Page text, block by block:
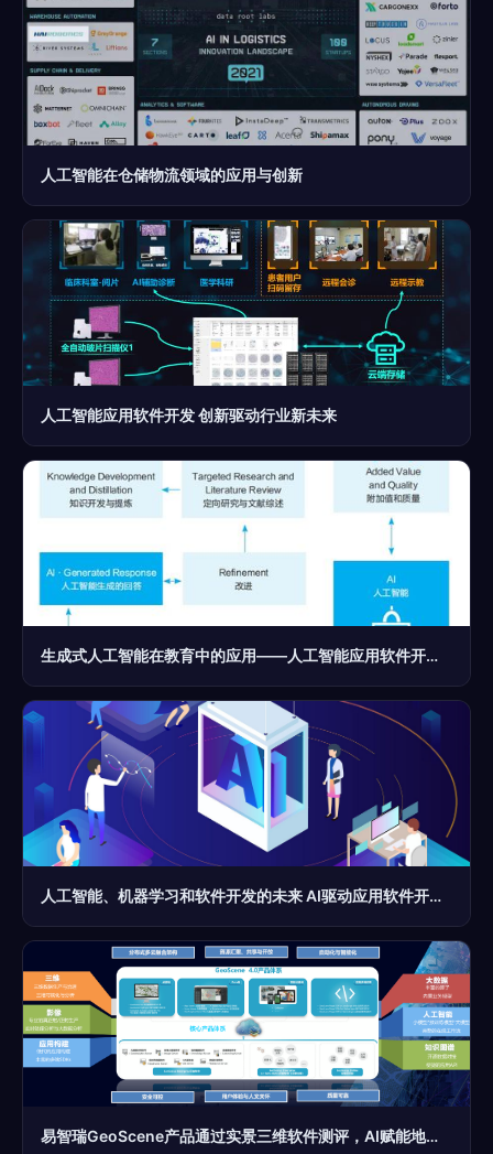
人工智能在仓储物流领域的应用与创新
人工智能应用软件开发 创新驱动行业新未来
生成式人工智能在教育中的应用——人工智能应用软件开发的未来方向
人工智能、机器学习和软件开发的未来 AI驱动应用软件开发的全新时代
易智瑞GeoScene产品通过实景三维软件测评，AI赋能地理信息新高度